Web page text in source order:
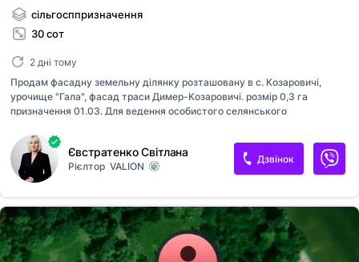
сільгосппризначення
30 сот
2 дні тому
Продам фасадну земельну ділянку розташовану в с. Козаровичі,
урочище "Гала", фасад траси Димер-Козаровичі. розмір 0,3 га
призначення 01.03. Для ведення особистого селянського
95,31 м. Документи готові до швидкої угоди Запрошую на перегляд.
Євстратенко Світлана
Рієлтор VALION
Дзвінок